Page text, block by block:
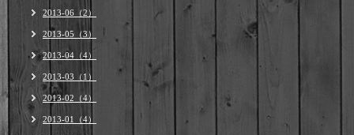
2013-06（2）
2013-05（3）
2013-04（4）
2013-03（1）
2013-02（4）
2013-01（4）